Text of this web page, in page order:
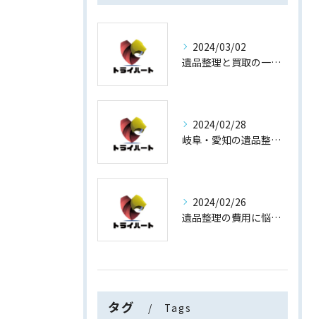
2024/03/02
遺品整理と買取の一石二鳥
2024/02/28
岐阜・愛知の遺品整理と買取専門店【査定士が高額買取】
2024/02/26
遺品整理の費用に悩まない！買取専門店運営の遺品整理
タグ Tags